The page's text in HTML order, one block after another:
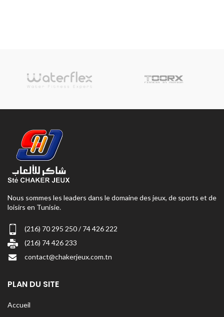
Nous sommes les leaders dans le domaine des jeux, de sports et de
loisirs en Tunisie.
(216) 70 295 250 / 74 426 222
(216) 74 426 233
contact@chakerjeux.com.tn
PLAN DU SITE
Accueil